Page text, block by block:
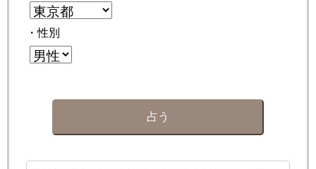
・性別
占う